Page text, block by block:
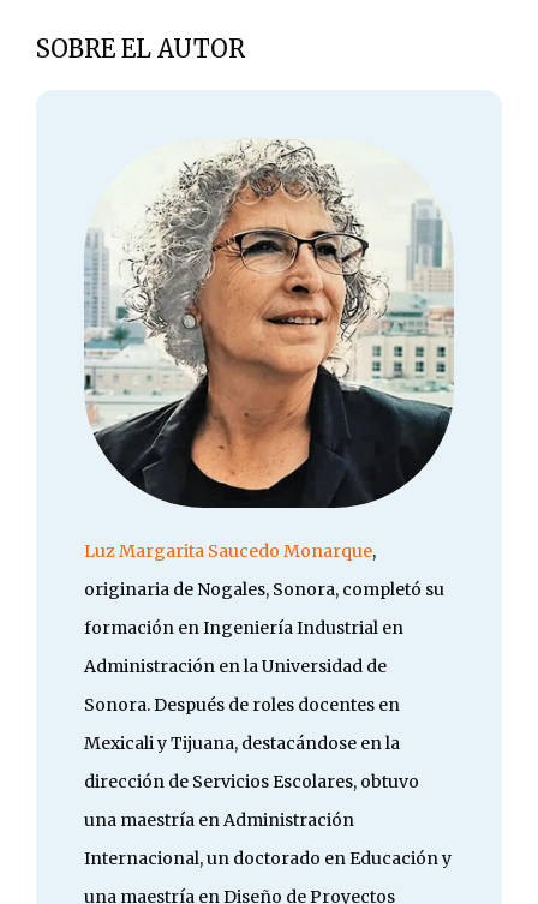
SOBRE EL AUTOR
Luz Margarita Saucedo Monarque,
originaria de Nogales, Sonora, completó su
formación en Ingeniería Industrial en
Administración en la Universidad de
Sonora. Después de roles docentes en
Mexicali y Tijuana, destacándose en la
dirección de Servicios Escolares, obtuvo
una maestría en Administración
Internacional, un doctorado en Educación y
una maestría en Diseño de Proyectos